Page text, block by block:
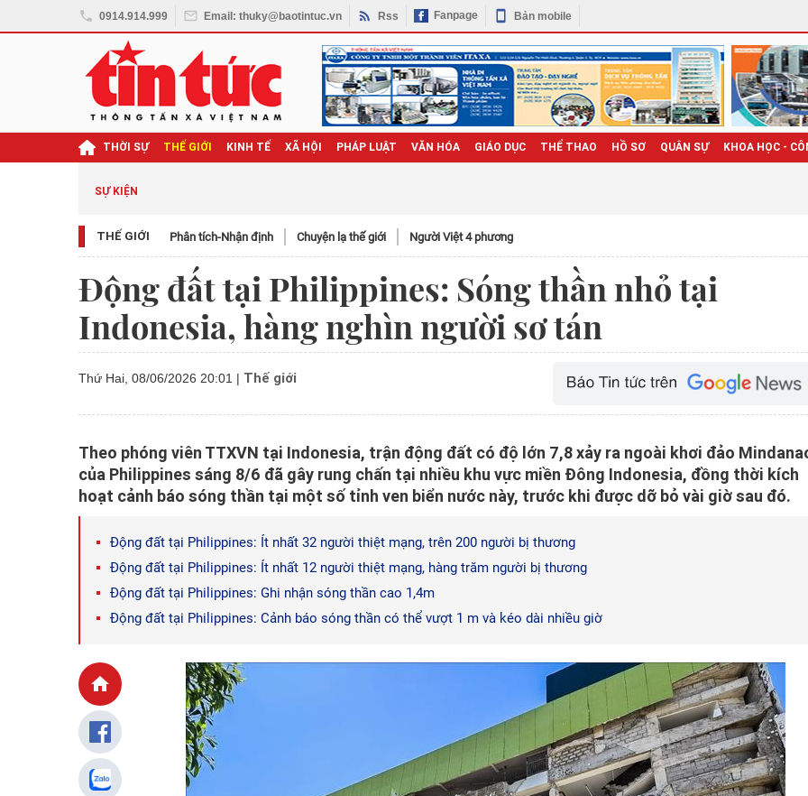
0914.914.999 Email: thuky@baotintuc.vn Rss Fanpage Bản mobile
THỜI SỰ THẾ GIỚI KINH TẾ XÃ HỘI PHÁP LUẬT VĂN HÓA GIÁO DỤC THỂ THAO HỒ SƠ QUÂN SỰ KHOA HỌC -
SỰ KIỆN
THẾ GIỚI Phân tích-Nhận định Chuyện lạ thế giới Người Việt 4 phương
Động đất tại Philippines: Sóng thần nhỏ tại
Indonesia, hàng nghìn người sơ tán
Thứ Hai, 08/06/2026 20:01 | Thế giới
Theo phóng viên TTXVN tại Indonesia, trận động đất có độ lớn 7,8 xảy ra ngoài khơi đảo
của Philippines sáng 8/6 đã gây rung chấn tại nhiều khu vực miền Đông Indonesia, đồng thời kích
hoạt cảnh báo sóng thần tại một số tỉnh ven biển nước này, trước khi được dỡ bỏ vài giờ sau đó.
Động đất tại Philippines: Ít nhất 32 người thiệt mạng, trên 200 người bị thương
Động đất tại Philippines: Ít nhất 12 người thiệt mạng, hàng trăm người bị thương
Động đất tại Philippines: Ghi nhận sóng thần cao 1,4m
Động đất tại Philippines: Cảnh báo sóng thần có thể vượt 1 m và kéo dài nhiều giờ